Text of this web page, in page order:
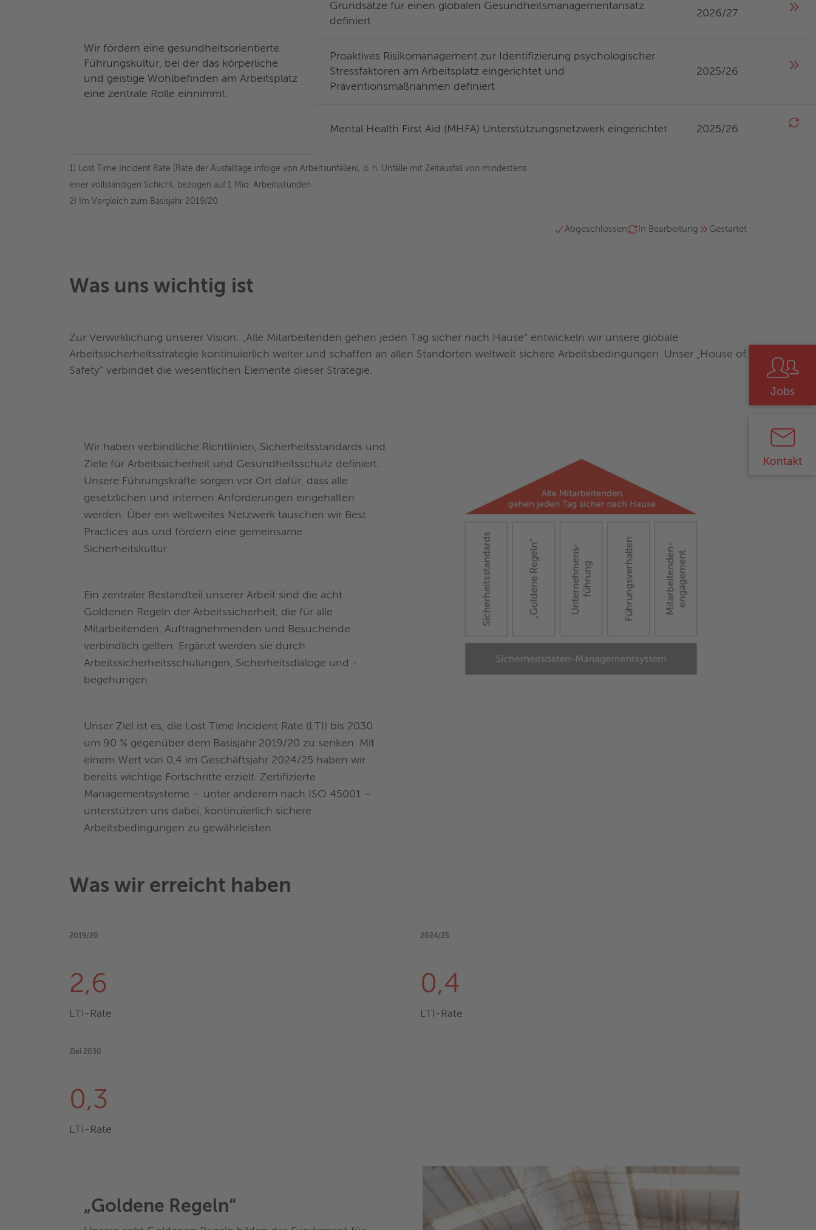
Wir fördern eine gesundheitsorientierte
Führungskultur, bei der das körperliche
und geistige Wohlbefinden am Arbeitsplatz
eine zentrale Rolle einnimmt.
Grundsätze für einen globalen Gesundheitsmanagementansatz
definiert
2026/27
Proaktives Risikomanagement zur Identifizierung psychologischer
Stressfaktoren am Arbeitsplatz eingerichtet und
Präventionsmaßnahmen definiert
2025/26
Mental Health First Aid (MHFA) Unterstützungsnetzwerk eingerichtet 2025/26
1) Lost Time Incident Rate (Rate der Ausfalltage infolge von Arbeitsunfällen), d. h. Unfälle mit Zeitausfall von mindestens
einer vollständigen Schicht, bezogen auf 1 Mio. Arbeitsstunden
2) Im Vergleich zum Basisjahr 2019/20
Abgeschlossen In Bearbeitung Gestartet
Was uns wichtig ist
Zur Verwirklichung unserer Vision: „Alle Mitarbeitenden gehen jeden Tag sicher nach Hause“ entwickeln wir unsere globale
Arbeitssicherheitsstrategie kontinuierlich weiter und schaffen an allen Standorten weltweit sichere Arbeitsbedingungen. Unser „House of
Safety“ verbindet die wesentlichen Elemente dieser Strategie.
Wir haben verbindliche Richtlinien, Sicherheitsstandards und
Ziele für Arbeitssicherheit und Gesundheitsschutz definiert.
Unsere Führungskräfte sorgen vor Ort dafür, dass alle
gesetzlichen und internen Anforderungen eingehalten
werden. Über ein weltweites Netzwerk tauschen wir Best
Practices aus und fördern eine gemeinsame
Sicherheitskultur.
Ein zentraler Bestandteil unserer Arbeit sind die acht
Goldenen Regeln der Arbeitssicherheit, die für alle
Mitarbeitenden, Auftragnehmenden und Besuchende
verbindlich gelten. Ergänzt werden sie durch
Arbeitssicherheitsschulungen, Sicherheitsdialoge und -
begehungen.
Unser Ziel ist es, die Lost Time Incident Rate (LTI) bis 2030
um 90 % gegenüber dem Basisjahr 2019/20 zu senken. Mit
einem Wert von 0,4 im Geschäftsjahr 2024/25 haben wir
bereits wichtige Fortschritte erzielt. Zertifizierte
Managementsysteme – unter anderem nach ISO 45001 –
unterstützen uns dabei, kontinuierlich sichere
Arbeitsbedingungen zu gewährleisten.
Was wir erreicht haben
2019/20
2,6
LTI-Rate
2024/25
0,4
LTI-Rate
Ziel 2030
0,3
LTI-Rate
„Goldene Regeln“